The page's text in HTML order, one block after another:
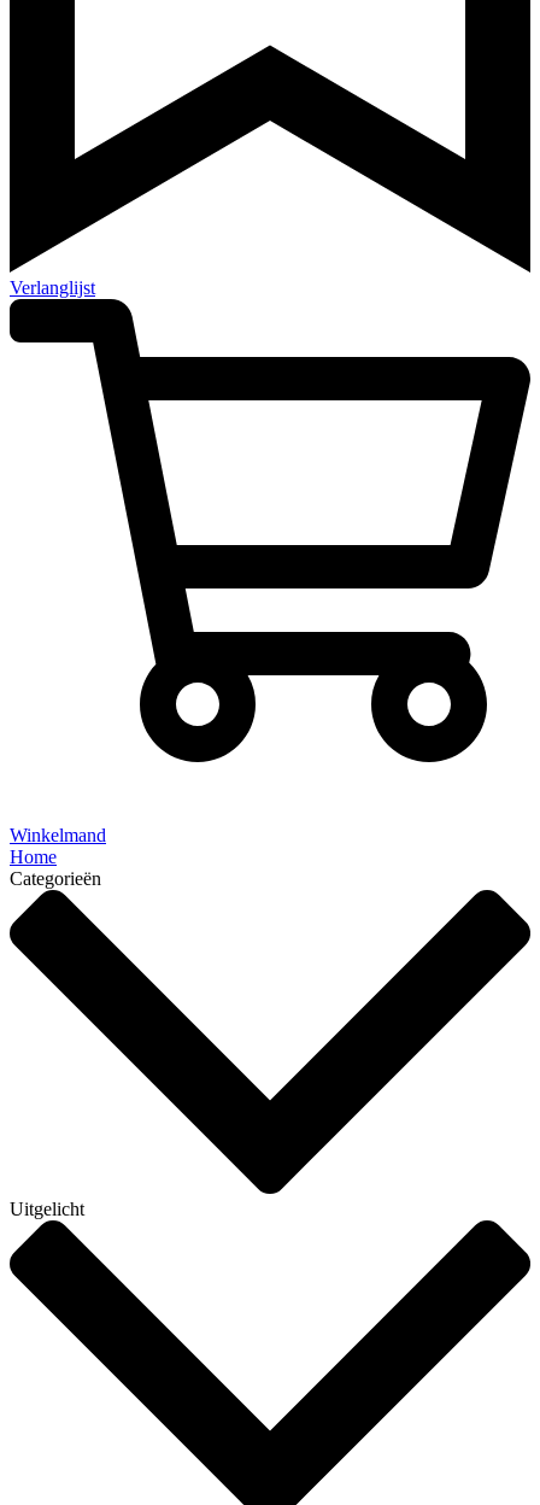
Verlanglijst
Winkelmand
Home
Categorieën
Uitgelicht